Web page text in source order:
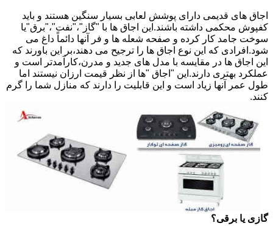
اجاق های قدیمی دارای پوشش لعابی بسیار سنگین هستند و باید
کفپوش محکمی داشته باشند.این اجاق ها با "گاز"،"نفت"،"برق"یا
سوخت جامد کار کرده و صفحه شعله ها و فر آنها دائماً داغ می
شود.افرادی که این نوع اجاق ها را ترجیح می دهند،بر این باورند که
این اجاق ها در مقایسه با مدل های جدید و مدرن،کارآمدتر است و
عملکرد بهتری دارند.این "اجاق "ها از نظر قیمت ارزان نیستند اما
طول عمر آنها زیاد است و این قابلیت را دارند که منازل شما را گرم
کنند.
گازی یا برقی؟